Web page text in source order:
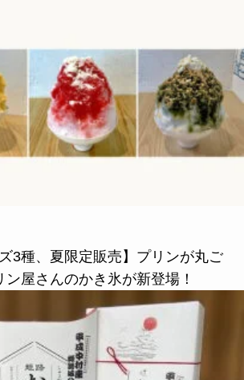
3種、夏限定販売】プリンが丸ご
ン屋さんのかき氷が新登場！